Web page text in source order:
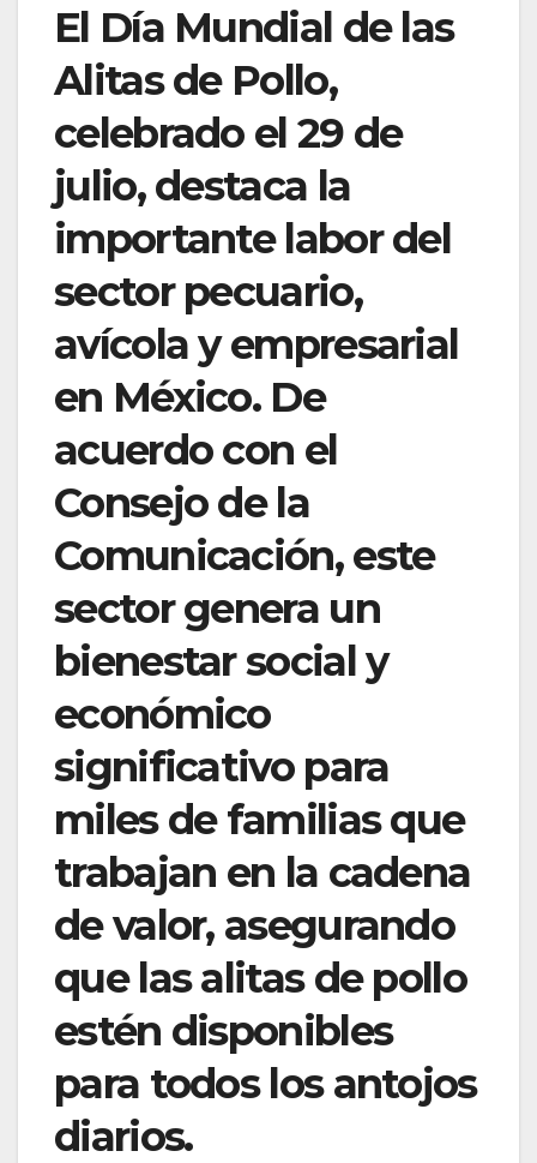
El Día Mundial de las
Alitas de Pollo,
celebrado el 29 de
julio, destaca la
importante labor del
sector pecuario,
avícola y empresarial
en México. De
acuerdo con el
Consejo de la
Comunicación, este
sector genera un
bienestar social y
económico
significativo para
miles de familias que
trabajan en la cadena
de valor, asegurando
que las alitas de pollo
estén disponibles
para todos los antojos
diarios.